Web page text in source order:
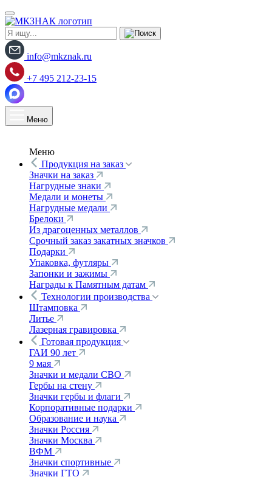
info@mkznak.ru
+7 495 212-23-15
Меню
Меню
Продукция на заказ
Значки на заказ
Нагрудные знаки
Медали и монеты
Нагрудные медали
Брелоки
Из драгоценных металлов
Срочный заказ закатных значков
Подарки
Упаковка, футляры
Запонки и зажимы
Награды к Памятным датам
Технологии производства
Штамповка
Литье
Лазерная гравировка
Готовая продукция
ГАИ 90 лет
9 мая
Значки и медали СВО
Гербы на стену
Значки гербы и флаги
Корпоративные подарки
Образование и наука
Значки Россия
Значки Москва
ВФМ
Значки спортивные
Значки ГТО